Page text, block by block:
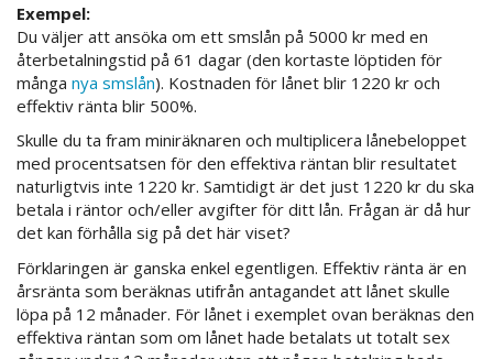
Exempel:
Du väljer att ansöka om ett smslån på 5000 kr med en
återbetalningstid på 61 dagar (den kortaste löptiden för
många nya smslån). Kostnaden för lånet blir 1220 kr och
effektiv ränta blir 500%.
Skulle du ta fram miniräknaren och multiplicera lånebeloppet
med procentsatsen för den effektiva räntan blir resultatet
naturligtvis inte 1220 kr. Samtidigt är det just 1220 kr du ska
betala i räntor och/eller avgifter för ditt lån. Frågan är då hur
det kan förhålla sig på det här viset?
Förklaringen är ganska enkel egentligen. Effektiv ränta är en
årsränta som beräknas utifrån antagandet att lånet skulle
löpa på 12 månader. För lånet i exemplet ovan beräknas den
effektiva räntan som om lånet hade betalats ut totalt sex